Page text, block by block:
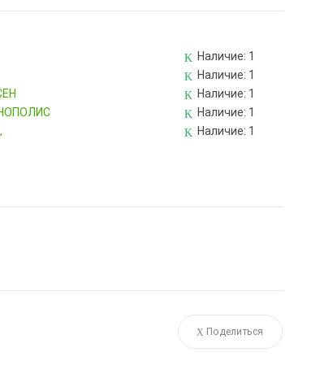
Наличие: 1
Наличие: 1
Наличие: 1
Наличие: 1
Наличие: 1
Поделиться